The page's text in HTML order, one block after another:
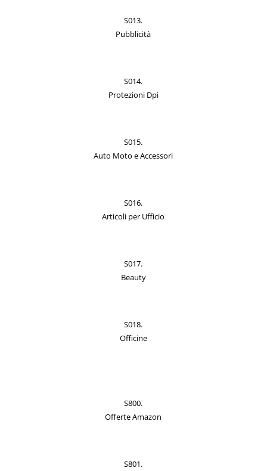
S013.
Pubblicità
S014.
Protezioni Dpi
S015.
Auto Moto e Accessori
S016.
Articoli per Ufficio
S017.
Beauty
S018.
Officine
S800.
Offerte Amazon
S801.